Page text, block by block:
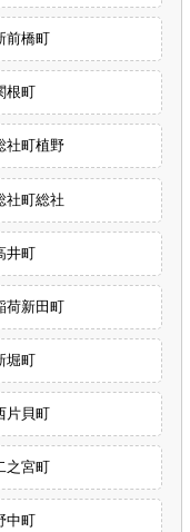
前橋町
根町
社町植野
社町総社
井町
荷新田町
堀町
片貝町
之宮町
中町